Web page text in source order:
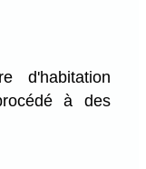
d'habitation
à des